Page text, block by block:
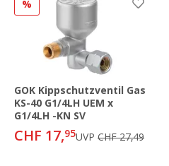
%
GOK Kippschutzventil Gas
KS-40 G1/4LH UEM x
G1/4LH -KN SV
CHF 17,95UVP CHF 27,49